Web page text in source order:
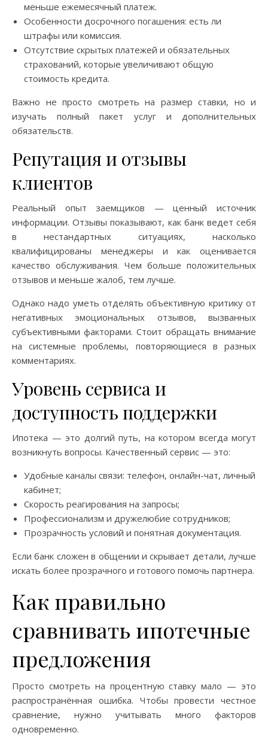
меньше ежемесячный платеж.
Особенности досрочного погашения: есть ли
штрафы или комиссия.
Отсутствие скрытых платежей и обязательных
страхований, которые увеличивают общую
стоимость кредита.
Важно не просто смотреть на размер ставки, но и
изучать полный пакет услуг и дополнительных
обязательств.
Репутация и отзывы
клиентов
Реальный опыт заемщиков — ценный источник
информации. Отзывы показывают, как банк ведет себя
в нестандартных ситуациях, насколько
квалифицированы менеджеры и как оценивается
качество обслуживания. Чем больше положительных
отзывов и меньше жалоб, тем лучше.
Однако надо уметь отделять объективную критику от
негативных эмоциональных отзывов, вызванных
субъективными факторами. Стоит обращать внимание
на системные проблемы, повторяющиеся в разных
комментариях.
Уровень сервиса и
доступность поддержки
Ипотека — это долгий путь, на котором всегда могут
возникнуть вопросы. Качественный сервис — это:
Удобные каналы связи: телефон, онлайн-чат, личный
кабинет;
Скорость реагирования на запросы;
Профессионализм и дружелюбие сотрудников;
Прозрачность условий и понятная документация.
Если банк сложен в общении и скрывает детали, лучше
искать более прозрачного и готового помочь партнера.
Как правильно
сравнивать ипотечные
предложения
Просто смотреть на процентную ставку мало — это
распространённая ошибка. Чтобы провести честное
сравнение, нужно учитывать много факторов
одновременно.